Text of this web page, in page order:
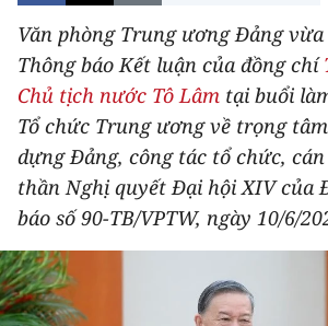
DU LỊCH
THẾ GIỚI
THỂ THAO
GIÁO DỤC
KHOA HỌC - CÔNG NGHỆ
Văn phòng Trung ương Đảng
Thông báo Kết luận của đồng chí
Chủ tịch nước Tô Lâm tại buổi
Tổ chức Trung ương về trọng
dựng Đảng, công tác tổ chức,
thần Nghị quyết Đại hội XIV của
báo số 90-TB/VPTW, ngày 10/6/